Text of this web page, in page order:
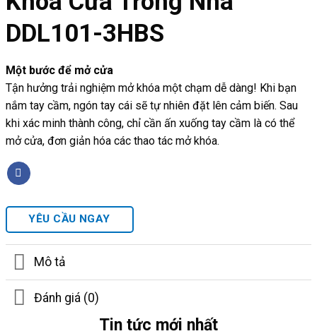
DDL101-3HBS
Một bước để mở cửa
Tận hưởng trải nghiệm mở khóa một chạm dễ dàng! Khi bạn
nắm tay cầm, ngón tay cái sẽ tự nhiên đặt lên cảm biến. Sau
khi xác minh thành công, chỉ cần ấn xuống tay cầm là có thể
mở cửa, đơn giản hóa các thao tác mở khóa.
YÊU CẦU NGAY
Mô tả
Đánh giá (0)
Tin tức mới nhất